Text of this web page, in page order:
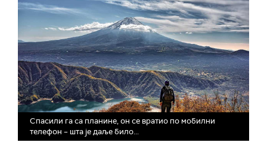
Спасили га са планине, он се вратио по мобилни
телефон – шта је даље било...